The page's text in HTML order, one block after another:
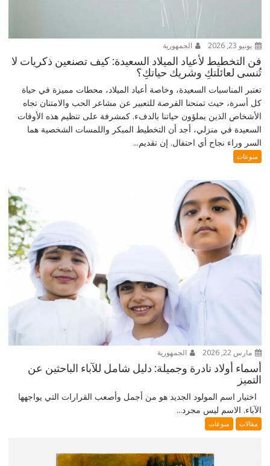
يونيو 23, 2026 الجمهورية
فن التخطيط لأعياد الميلاد السعيدة: كيف تصنعين ذكريات لا
تُنسى لعائلتكِ وشريك حياتكِ؟
تعتبر المناسبات السعيدة، وخاصة أعياد الميلاد، محطات مميزة في حياة
كل أسرة، حيث تمنحنا الفرصة للتعبير عن مشاعر الحب والامتنان تجاه
الأشخاص الذين يملؤون حياتنا بالدفء. كمشرفة على تنظيم هذه الأوقات
السعيدة في منزلي، أجد أن التخطيط المبكر واللمسات الشخصية هما
السر وراء نجاح أي احتفال. إن تقديم...
منوعات
مارس 22, 2026 الجمهورية
أسماء أولاد نادرة وجميلة: دليل شامل للآباء الباحثين عن
التميز
اختيار اسم المولود الجديد هو من أجمل وأصعب القرارات التي يواجهها
الآباء. الاسم ليس مجرد...
مقالات منوعات